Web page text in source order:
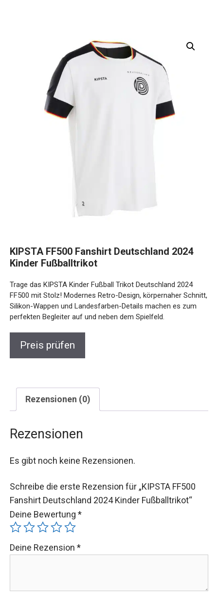
KIPSTA FF500 Fanshirt Deutschland 2024
Kinder Fußballtrikot
Trage das KIPSTA Kinder Fußball Trikot Deutschland 2024
FF500 mit Stolz! Modernes Retro-Design, körpernaher Schnitt,
Silikon-Wappen und Landesfarben-Details machen es zum
perfekten Begleiter auf und neben dem Spielfeld.
Preis prüfen
Rezensionen (0)
Rezensionen
Es gibt noch keine Rezensionen.
Schreibe die erste Rezension für „KIPSTA FF500
Fanshirt Deutschland 2024 Kinder Fußballtrikot“
Deine Bewertung *
Deine Rezension *